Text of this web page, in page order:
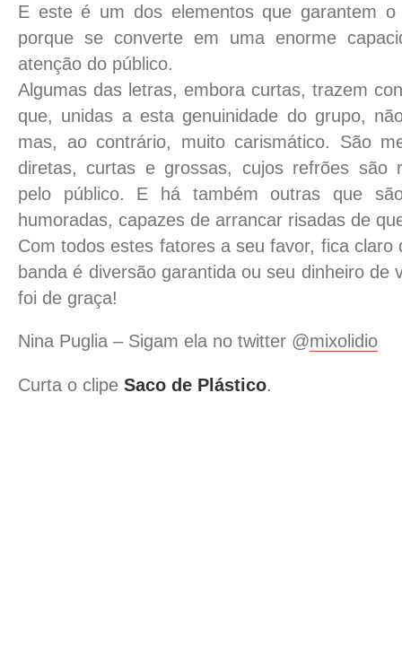
E este é um dos elementos que garantem o
porque se converte em uma enorme
atenção do público.
Algumas das letras, embora curtas, trazem
que, unidas a esta genuinidade do grupo,
mas, ao contrário, muito carismático. São
diretas, curtas e grossas, cujos refrões são
pelo público. E há também outras que
humoradas, capazes de arrancar risadas de
Com todos estes fatores a seu favor, fica claro
banda é diversão garantida ou seu dinheiro
foi de graça!
Nina Puglia – Sigam ela no twitter @mixolidio
Curta o clipe Saco de Plástico.